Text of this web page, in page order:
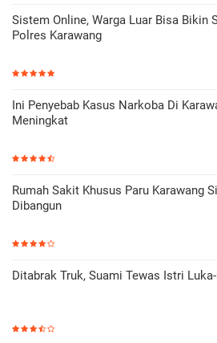
Sistem Online, Warga Luar Bisa Bikin
Polres Karawang
Ini Penyebab Kasus Narkoba Di
Meningkat
Rumah Sakit Khusus Paru Karawang
Dibangun
Ditabrak Truk, Suami Tewas Istri